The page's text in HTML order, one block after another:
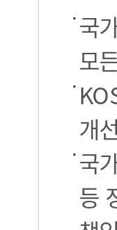
국
모
개
국
등